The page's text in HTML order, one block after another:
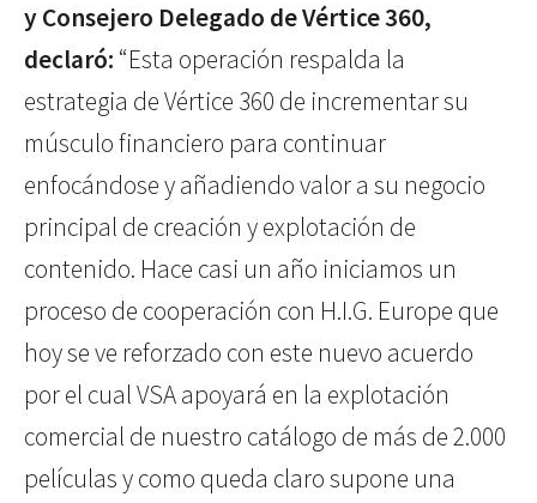
y Consejero Delegado de Vértice 360,
declaró: “Esta operación respalda la
estrategia de Vértice 360 de incrementar su
músculo financiero para continuar
enfocándose y añadiendo valor a su negocio
principal de creación y explotación de
contenido. Hace casi un año iniciamos un
proceso de cooperación con H.I.G. Europe que
hoy se ve reforzado con este nuevo acuerdo
por el cual VSA apoyará en la explotación
comercial de nuestro catálogo de más de 2.000
películas y como queda claro supone una